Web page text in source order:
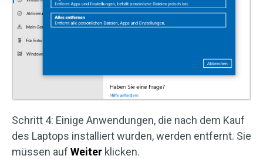
Schritt 4: Einige Anwendungen, die nach dem Kauf
des Laptops installiert wurden, werden entfernt. Sie
müssen auf Weiter klicken.